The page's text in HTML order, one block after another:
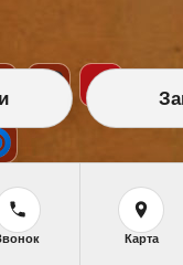
НАШИ УСЛУГИ
Карта